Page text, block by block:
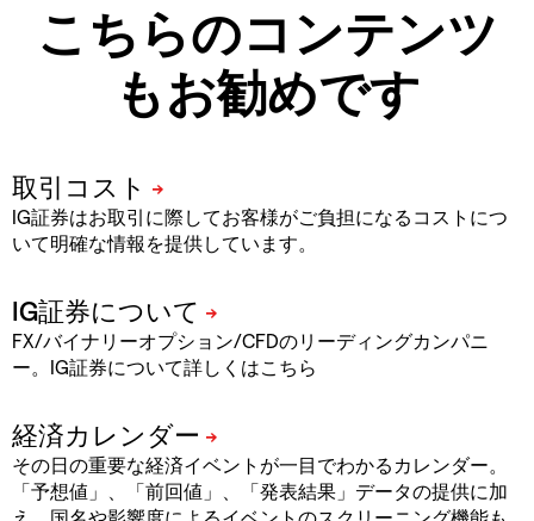
こちらのコンテンツ
もお勧めです
IG証券はお取引に際してお客様がご負担になるコストにつ
いて明確な情報を提供しています。
FX/バイナリーオプション/CFDのリーディングカンパニ
ー。IG証券について詳しくはこちら
その日の重要な経済イベントが一目でわかるカレンダー。
「予想値」、「前回値」、「発表結果」データの提供に加